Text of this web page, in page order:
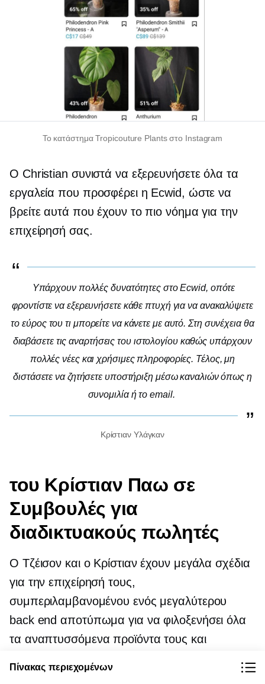
Το κατάστημα Tropicouture Plants στο Instagram
Ο Christian συνιστά να εξερευνήσετε όλα τα
εργαλεία που προσφέρει η Ecwid, ώστε να
βρείτε αυτά που έχουν το πιο νόημα για την
επιχείρησή σας.
Υπάρχουν πολλές δυνατότητες στο Ecwid, οπότε
φροντίστε να εξερευνήσετε κάθε πτυχή για να ανακαλύψετε
το εύρος του τι μπορείτε να κάνετε με αυτό. Στη συνέχεια θα
διαβάσετε τις αναρτήσεις του ιστολογίου καθώς υπάρχουν
πολλές νέες και χρήσιμες πληροφορίες. Τέλος, μη
διστάσετε να ζητήσετε υποστήριξη μέσω καναλιών όπως η
συνομιλία ή το email.
Κρίστιαν Υλάγκαν
του Κρίστιαν Παω σε
Συμβουλές για
διαδικτυακούς πωλητές
Ο Τζέισον και ο Κρίστιαν έχουν μεγάλα σχέδια
για την επιχείρησή τους,
συμπεριλαμβανομένου ενός μεγαλύτερου
back end αποτύπωμα για να φιλοξενήσει όλα
τα αναπτυσσόμενα προϊόντα τους και
Πίνακας περιεχομένων